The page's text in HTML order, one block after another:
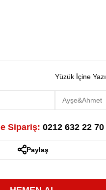
Yüzük İçine Yazı
Sipariş: 0212 632 22 70
Paylaş